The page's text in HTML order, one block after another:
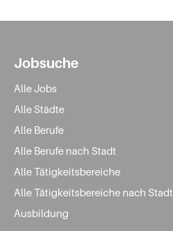
Jobsuche
Alle Jobs
Alle Städte
Alle Berufe
Alle Berufe nach Stadt
Alle Tätigkeitsbereiche
Alle Tätigkeitsbereiche nach Stadt
Ausbildung